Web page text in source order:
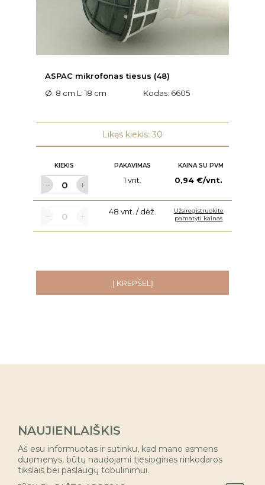
ASPAC mikrofonas tiesus (48)
Ø: 8 cm L: 18 cm
Kodas: 6605
Likęs kiekis: 30
KIEKIS PAKAVIMAS KAINA SU PVM
1 vnt. 0,94 €/vnt.
48 vnt. / dėž.
Užsiregistruokite
pamatyti kainas
Į KREPŠELĮ
NAUJIENLAIŠKIS
Aš esu informuotas ir sutinku, kad mano asmens
duomenys, būtų naudojami tiesioginės rinkodaros
tikslais bei paslaugų tobulinimui.